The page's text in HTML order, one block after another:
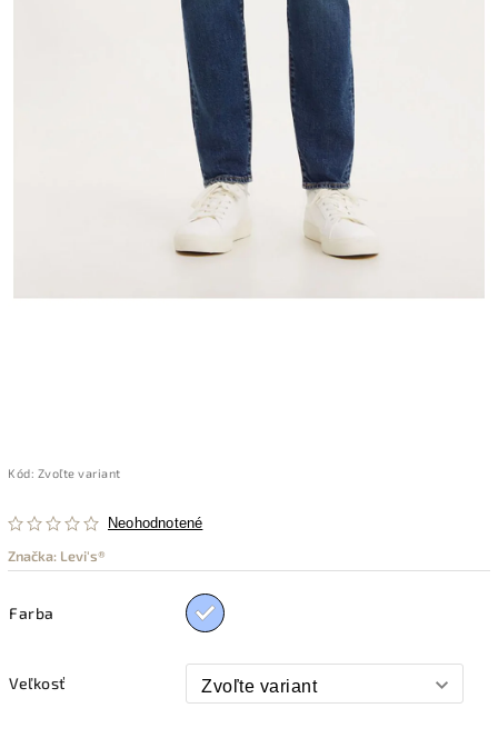
Kód: Zvoľte variant
Neohodnotené
Značka: Levi's®
Farba
Veľkosť